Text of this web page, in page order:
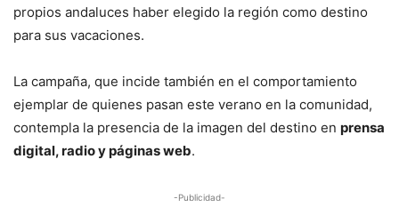
propios andaluces haber elegido la región como destino
para sus vacaciones.
La campaña, que incide también en el comportamiento
ejemplar de quienes pasan este verano en la comunidad,
contempla la presencia de la imagen del destino en prensa
digital, radio y páginas web.
-Publicidad-